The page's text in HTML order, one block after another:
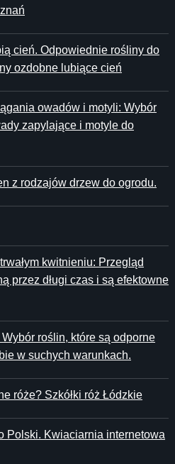
cień. Odpowiednie rośliny do
ozdobne lubiące cień
owadów i motyli: Wybór
zapylające i motyle do
z rodzajów drzew do ogrodu.
kwitnieniu: Przegląd
przez długi czas i są efektowne
roślin, które są odporne
w suchych warunkach.
róże? Szkółki róż Łódzkie
Polski. Kwiaciarnia internetowa